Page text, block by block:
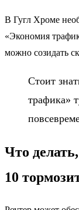
В Гугл Хроме
«Экономия
можно созидать
Стоит
трафика»
Что
10